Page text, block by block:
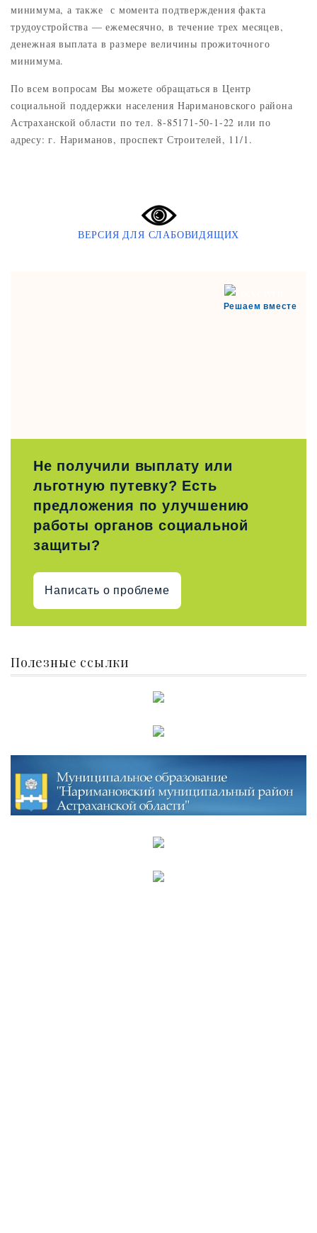
минимума, а также с момента подтверждения факта
трудоустройства — ежемесячно, в течение трех месяцев,
денежная выплата в размере величины прожиточного
минимума.
По всем вопросам Вы можете обращаться в Центр
социальной поддержки населения Наримановского района
Астраханской области по тел. 8-85171-50-1-22 или по
адресу: г. Нариманов, проспект Строителей, 11/1.
ВЕРСИЯ ДЛЯ СЛАБОВИДЯЩИХ
Решаем вместе
Не получили выплату или
льготную путевку? Есть
предложения по улучшению
работы органов социальной
защиты?
Написать о проблеме
Полезные ссылки